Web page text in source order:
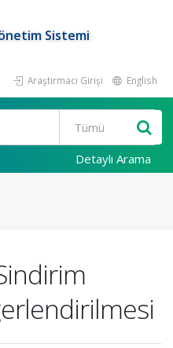
Sistemi
Araştırmacı Girişi English
Detaylı Arama